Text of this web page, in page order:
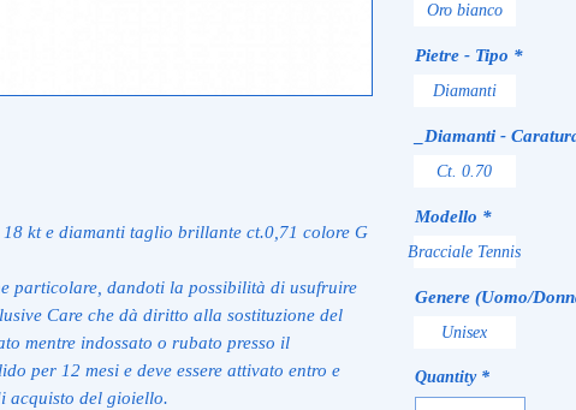
kt e diamanti taglio brillante ct.0,71 colore G
particolare, dandoti la possibilità di usufruire
Care che dà diritto alla sostituzione del
mentre indossato o rubato presso il
per 12 mesi e deve essere attivato entro e
acquisto del gioiello.
Oro bianco
Pietre - Tipo *
Diamanti
_Diamanti -
Ct. 0.70
Modello *
Bracciale Tennis
Genere (Uomo/
Unisex
Quantity *